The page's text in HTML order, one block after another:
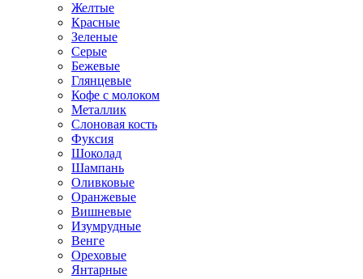
Желтые
Красные
Зеленые
Серые
Бежевые
Глянцевые
Кофе с молоком
Металлик
Слоновая кость
Фуксия
Шоколад
Шампань
Оливковые
Оранжевые
Вишневые
Изумрудные
Венге
Ореховые
Янтарные